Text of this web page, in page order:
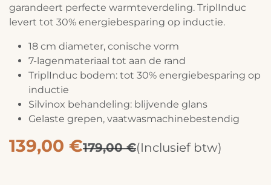
garandeert perfecte warmteverdeling. TriplInduc
levert tot 30% energiebesparing op inductie.
18 cm diameter, conische vorm
7-lagenmateriaal tot aan de rand
TriplInduc bodem: tot 30% energiebesparing op
inductie
Silvinox behandeling: blijvende glans
Gelaste grepen, vaatwasmachinebestendig
139,00 €179,00€(Inclusief btw)